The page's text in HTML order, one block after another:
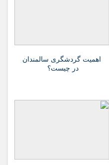
اهمیت گردشگری سالمندان
در چیست؟